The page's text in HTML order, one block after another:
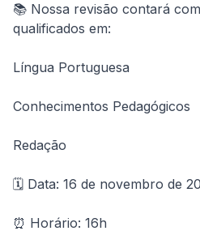
📚 Nossa revisão contará
qualificados em:
Língua Portuguesa
Conhecimentos Pedagógicos
Redação
🗓️ Data: 16 de novembro de
⏰ Horário: 16h